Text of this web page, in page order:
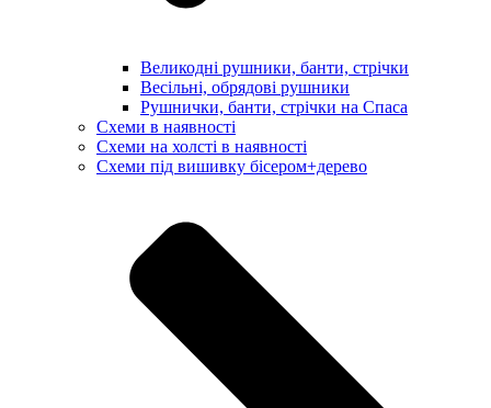
Великодні рушники, банти, стрічки
Весільні, обрядові рушники
Рушнички, банти, стрічки на Спаса
Схеми в наявності
Схеми на холсті в наявності
Схеми під вишивку бісером+дерево